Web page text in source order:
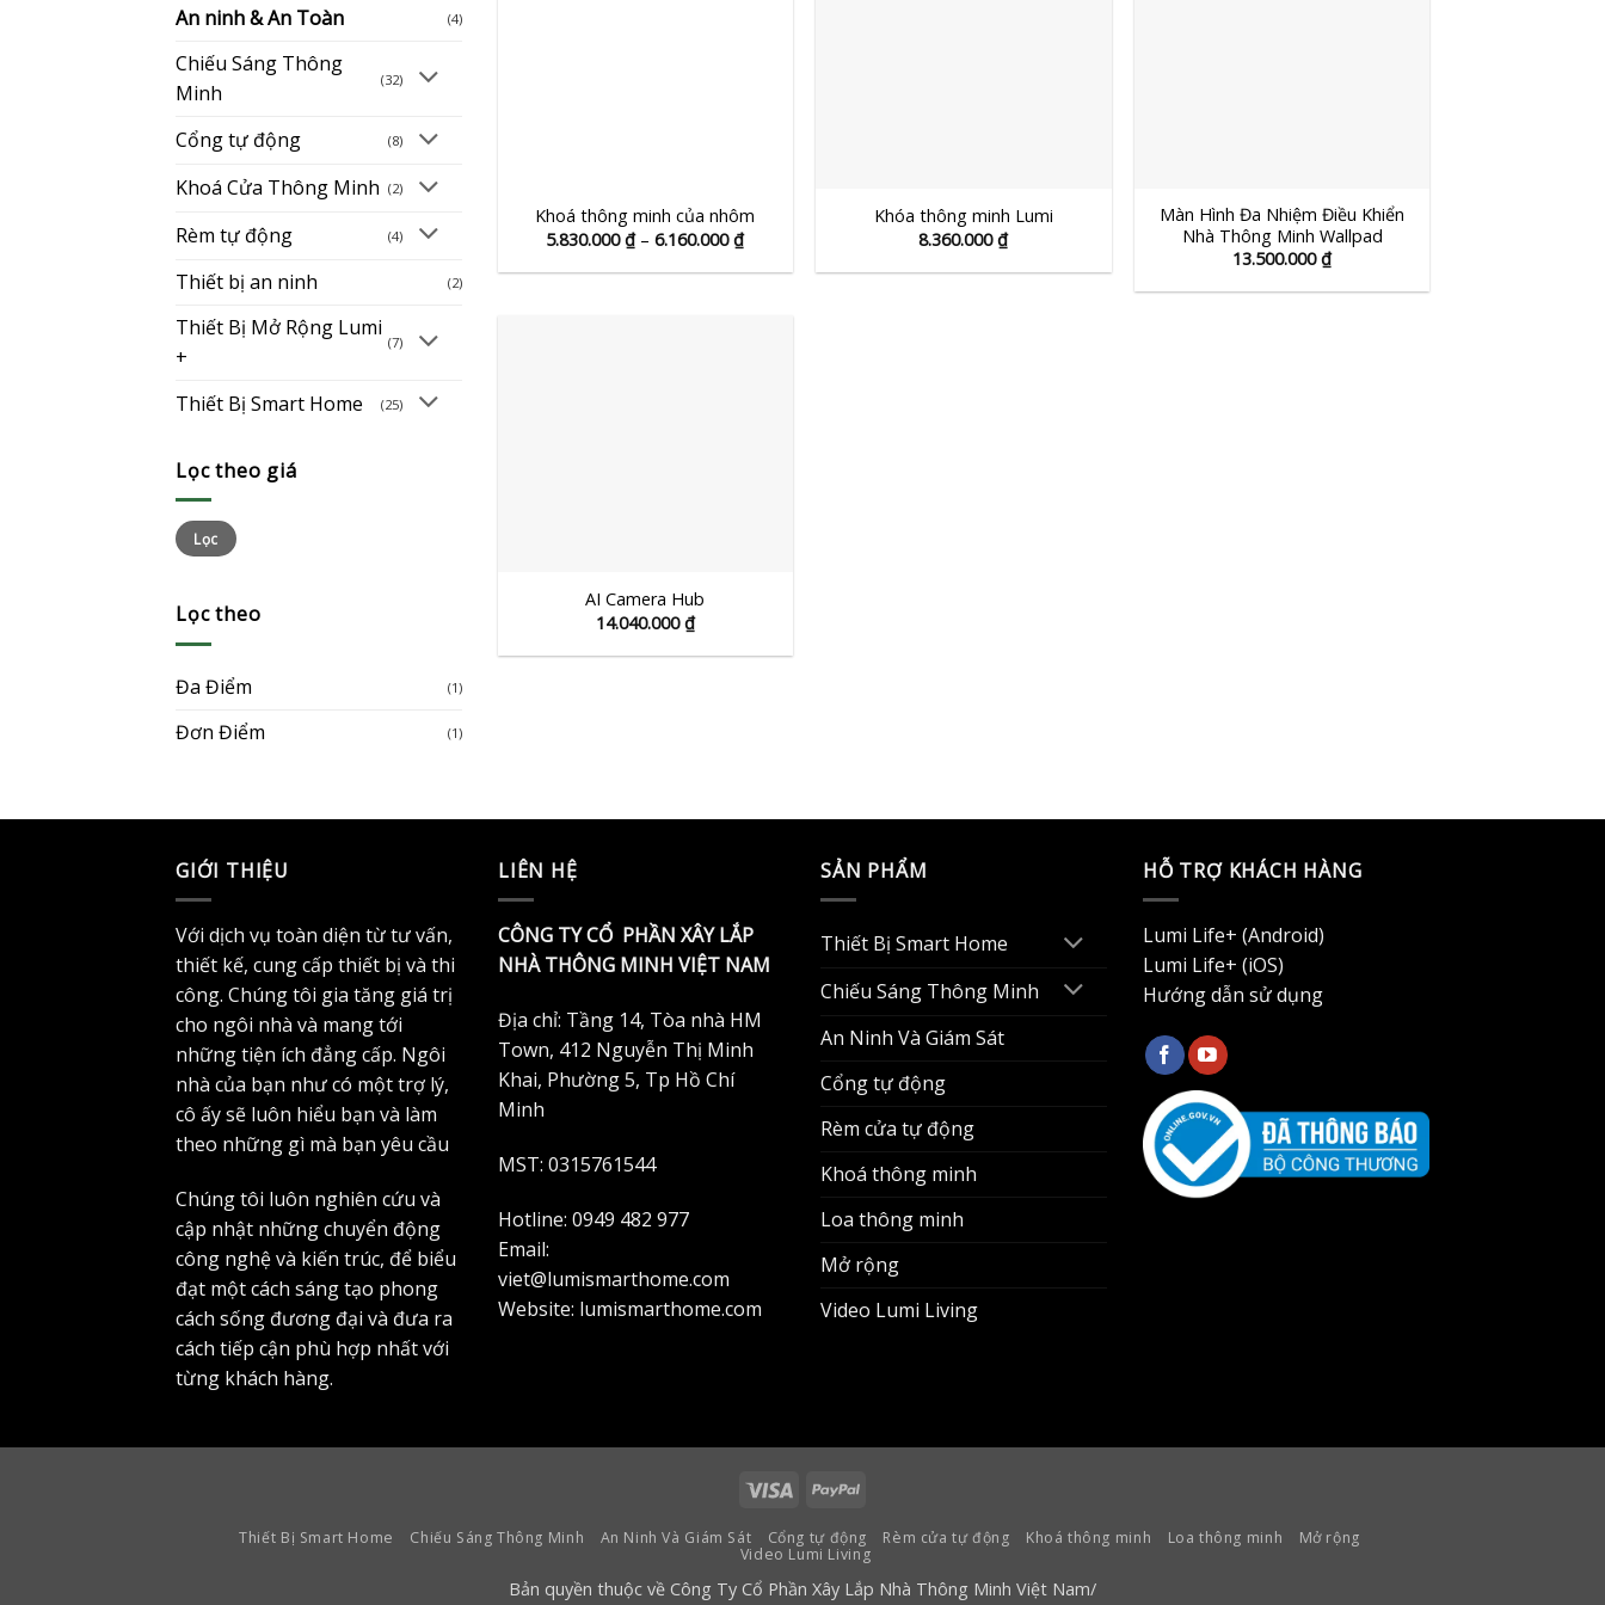
An ninh & An Toàn (4)
Chiếu Sáng Thông
Minh
(32)
Cổng tự động (8)
Khoá Cửa Thông Minh (2)
Rèm tự động (4)
Thiết bị an ninh (2)
Thiết Bị Mở Rộng Lumi
+
(7)
Thiết Bị Smart Home (25)
Lọc theo giá
Giá
tối
thiểu
Giá
tối
đa
Lọc
Lọc theo
Đa Điểm (1)
Đơn Điểm (1)
Khoá thông minh của nhôm
5.830.000₫ – 6.160.000₫Khoảng
giá:
từ
Khóa thông minh Lumi
8.360.000₫
Màn Hình Đa Nhiệm Điều Khiển
Nhà Thông Minh Wallpad
13.500.000₫
AI Camera Hub
14.040.000₫
GIỚI THIỆU
Với dịch vụ toàn diện từ tư vấn,
thiết kế, cung cấp thiết bị và thi
công. Chúng tôi gia tăng giá trị
cho ngôi nhà và mang tới
những tiện ích đẳng cấp. Ngôi
nhà của bạn như có một trợ lý,
cô ấy sẽ luôn hiểu bạn và làm
theo những gì mà bạn yêu cầu
Chúng tôi luôn nghiên cứu và
cập nhật những chuyển động
công nghệ và kiến trúc, để biểu
đạt một cách sáng tạo phong
cách sống đương đại và đưa ra
cách tiếp cận phù hợp nhất với
từng khách hàng.
LIÊN HỆ
CÔNG TY CỔ PHẦN XÂY LẮP
NHÀ THÔNG MINH VIỆT NAM
Địa chỉ: Tầng 14, Tòa nhà HM
Town, 412 Nguyễn Thị Minh
Khai, Phường 5, Tp Hồ Chí
Minh
MST: 0315761544
Hotline: 0949 482 977
Email:
viet@lumismarthome.com
Website: lumismarthome.com
SẢN PHẨM
Thiết Bị Smart Home
Chiếu Sáng Thông Minh
An Ninh Và Giám Sát
Cổng tự động
Rèm cửa tự động
Khoá thông minh
Loa thông minh
Mở rộng
Video Lumi Living
HỖ TRỢ KHÁCH HÀNG
Lumi Life+ (Android)
Lumi Life+ (iOS)
Hướng dẫn sử dụng
Visa PayPal
Thiết Bị Smart Home Chiếu Sáng Thông Minh An Ninh Và Giám Sát Cổng tự động Rèm cửa tự động Khoá thông minh Loa thông minh
Mở rộng
Video Lumi Living
Bản quyền thuộc về Công Ty Cổ Phần Xây Lắp Nhà Thông Minh Việt Nam/